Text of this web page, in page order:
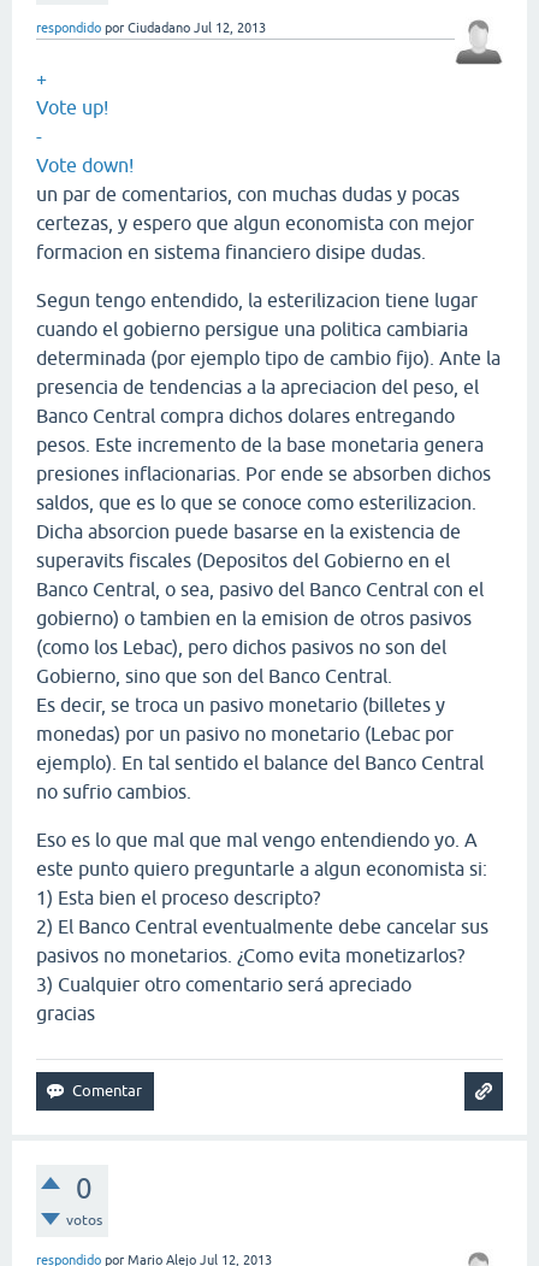
respondido por Ciudadano Jul 12, 2013
+
Vote up!
-
Vote down!
un par de comentarios, con muchas dudas y pocas
certezas, y espero que algun economista con mejor
formacion en sistema financiero disipe dudas.
Segun tengo entendido, la esterilizacion tiene lugar
cuando el gobierno persigue una politica cambiaria
determinada (por ejemplo tipo de cambio fijo). Ante la
presencia de tendencias a la apreciacion del peso, el
Banco Central compra dichos dolares entregando
pesos. Este incremento de la base monetaria genera
presiones inflacionarias. Por ende se absorben dichos
saldos, que es lo que se conoce como esterilizacion.
Dicha absorcion puede basarse en la existencia de
superavits fiscales (Depositos del Gobierno en el
Banco Central, o sea, pasivo del Banco Central con el
gobierno) o tambien en la emision de otros pasivos
(como los Lebac), pero dichos pasivos no son del
Gobierno, sino que son del Banco Central.
Es decir, se troca un pasivo monetario (billetes y
monedas) por un pasivo no monetario (Lebac por
ejemplo). En tal sentido el balance del Banco Central
no sufrio cambios.
Eso es lo que mal que mal vengo entendiendo yo. A
este punto quiero preguntarle a algun economista si:
1) Esta bien el proceso descripto?
2) El Banco Central eventualmente debe cancelar sus
pasivos no monetarios. ¿Como evita monetizarlos?
3) Cualquier otro comentario será apreciado
gracias
0
votos
respondido por Mario Alejo Jul 12, 2013